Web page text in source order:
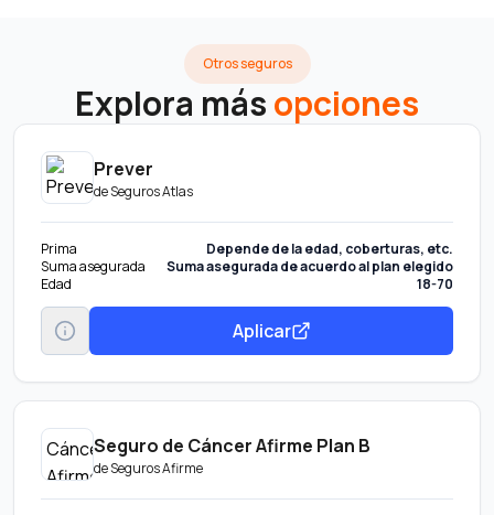
Otros seguros
Explora másopciones
Prever
deSeguros Atlas
Prima
Depende de la edad, coberturas, etc.
Suma asegurada
Suma asegurada de acuerdo al plan elegido
Edad
18-70
Aplicar
Seguro de Cáncer Afirme Plan B
deSeguros Afirme